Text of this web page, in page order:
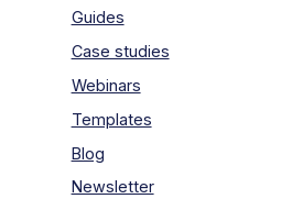
Guides
Case studies
Webinars
Templates
Blog
Newsletter